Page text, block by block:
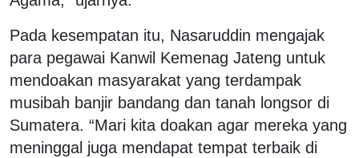
Pada kesempatan itu, Nasaruddin mengajak
para pegawai Kanwil Kemenag Jateng untuk
mendoakan masyarakat yang terdampak
musibah banjir bandang dan tanah longsor di
Sumatera. “Mari kita doakan agar mereka yang
meninggal juga mendapat tempat terbaik di